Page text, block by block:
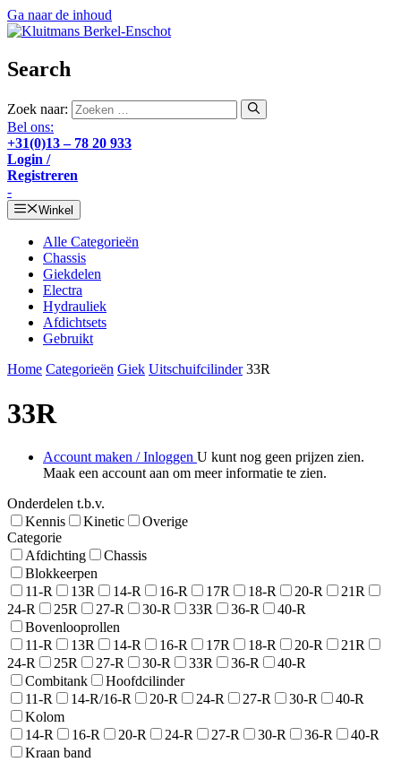
Ga naar de inhoud
Search
Zoek naar:
Bel ons:
+31(0)13 – 78 20 933
Login /
Registreren
-
Winkel
Alle Categorieën
Chassis
Giekdelen
Electra
Hydrauliek
Afdichtsets
Gebruikt
Home Categorieën Giek Uitschuifcilinder 33R
33R
Account maken / Inloggen U kunt nog geen prijzen zien.
Maak een account aan om meer informatie te zien.
Onderdelen t.b.v.
Kennis
Kinetic
Overige
Categorie
Afdichting
Chassis
Blokkeerpen
11-R
13R 14-R 16-R 17R 18-R 20-R
21R
24-R
25R 27-R 30-R 33R 36-R
40-R
Bovenlooprollen
11-R
13R 14-R 16-R 17R 18-R 20-R
21R
24-R
25R 27-R 30-R 33R 36-R
40-R
Combitank
Hoofdcilinder
11-R
14-R/16-R 20-R 24-R 27-R 30-R
40-R
Kolom
14-R
16-R 20-R 24-R 27-R 30-R 36-R
40-R
Kraan band